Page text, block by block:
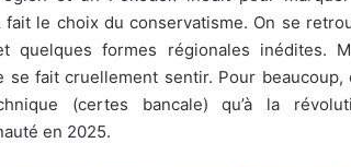
fait le choix du conservatisme. On se
formes régionales inédites.
se fait cruellement sentir. Pour beaucoup,
(certes bancale) qu’à la
en 2025.